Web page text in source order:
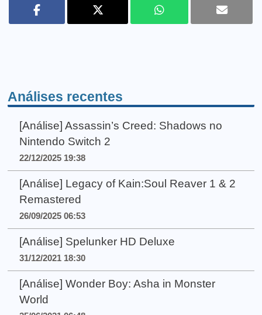
Análises recentes
[Análise] Assassin’s Creed: Shadows no
Nintendo Switch 2
22/12/2025 19:38
[Análise] Legacy of Kain:Soul Reaver 1 & 2
Remastered
26/09/2025 06:53
[Análise] Spelunker HD Deluxe
31/12/2021 18:30
[Análise] Wonder Boy: Asha in Monster
World